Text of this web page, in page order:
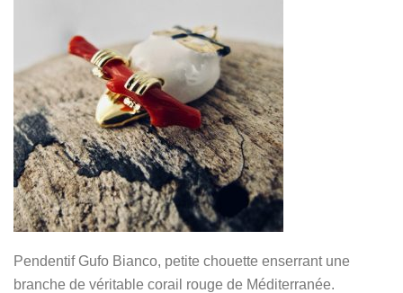
Pendentif Gufo Bianco, petite chouette enserrant une
branche de véritable corail rouge de Méditerranée.